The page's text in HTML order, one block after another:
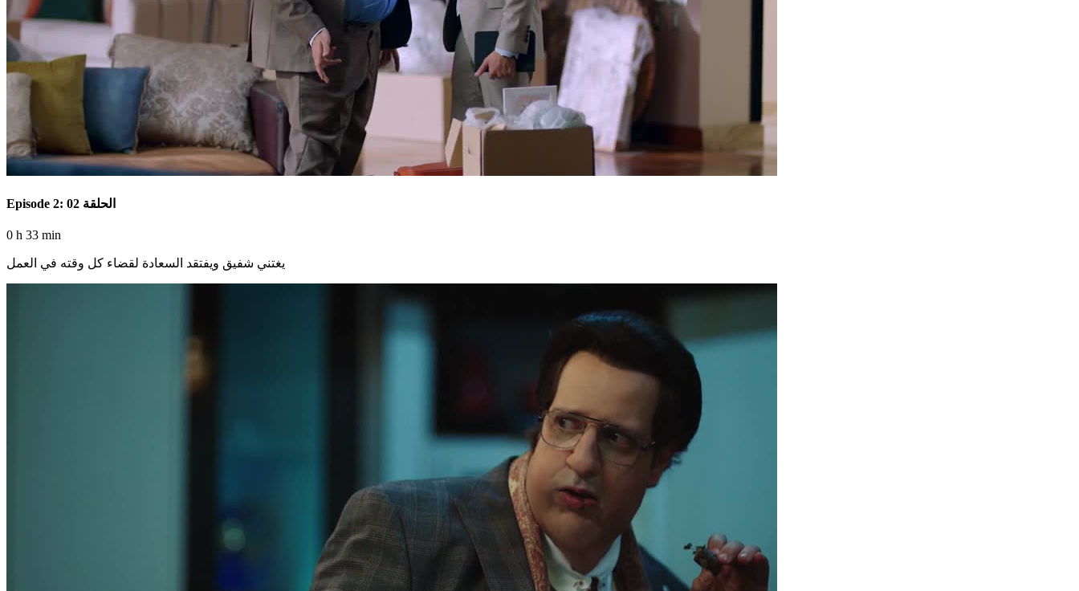
Episode 2: الحلقة 02
0 h 33 min
يغتني شفيق ويفتقد السعادة لقضاء كل وقته في العمل